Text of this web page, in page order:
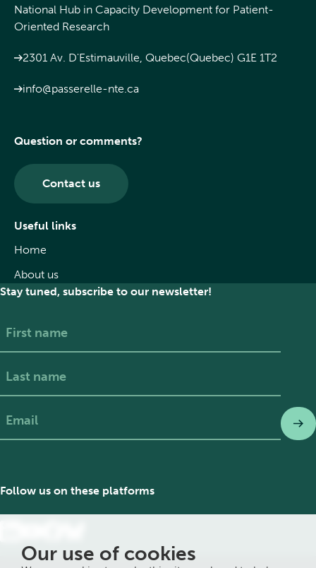
National Hub in Capacity Development for Patient-
Oriented Research
2301 Av. D'Estimauville, Quebec(Quebec) G1E 1T2
info@passerelle-nte.ca
Question or comments?
Contact us
Useful links
Home
About us
Stay tuned, subscribe to our newsletter!
Follow us on these platforms
Our use of cookies